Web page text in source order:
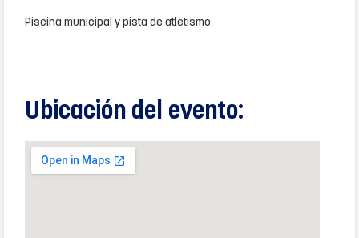
Piscina municipal y pista de atletismo.
Ubicación del evento: